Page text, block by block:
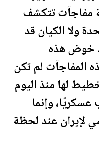
مفاجآت تتكشف
ولا الكيان قد
خوض هذه
المفاجآت لم تكن
لها منذ اليوم
وإنما
لإيران عندلحظة